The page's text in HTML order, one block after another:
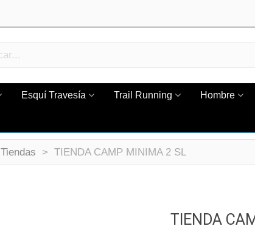
Esquí Travesía Trail Running Hombre
Tiendas > TIENDA CAMP MINIMA 2 SL
TIENDA